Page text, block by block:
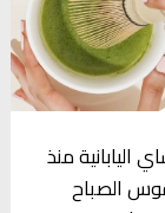
منذ
الصباح